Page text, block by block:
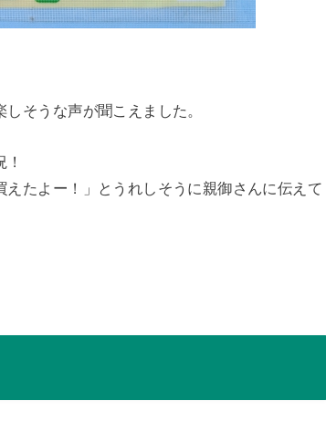
そうな声が聞こえました。
たよー！」とうれしそうに親御さんに伝えて